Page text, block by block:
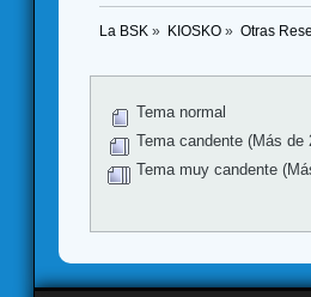
La BSK » KIOSKO» Otras
Tema normal
Tema candente (Más de
Tema muy candente